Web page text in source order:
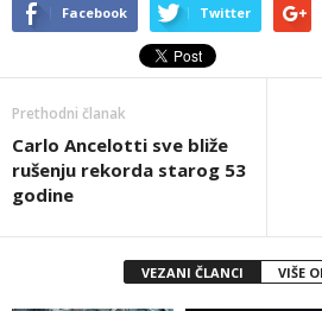
Facebook Twitter
Prethodni članak
Carlo Ancelotti sve bliže
rušenju rekorda starog 53
godine
VEZANI ČLANCI VIŠE